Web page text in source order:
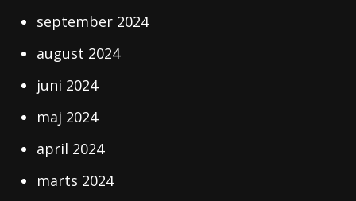
september 2024
august 2024
juni 2024
maj 2024
april 2024
marts 2024